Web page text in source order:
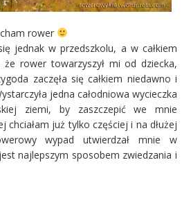
rower
jednak w przedszkolu, a w całkiem
że rower towarzyszył mi od dziecka,
zaczęła się całkiem niedawno i
jedna całodniowa wycieczka
ziemi, by zaszczepić we mnie
chciałam już tylko częściej i na dłużej
wypad utwierdzał mnie w
najlepszym sposobem zwiedzania i